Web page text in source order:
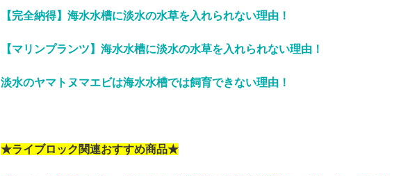
【完全納得】海水水槽に淡水の水草を入れられない理由！
【マリンプランツ】海水水槽に淡水の水草を入れられない理由！
淡水のヤマトヌマエビは海水水槽では飼育できない理由！
★ライブロック関連おすすめ商品★